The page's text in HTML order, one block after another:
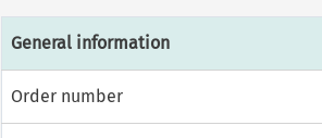
General information
Order number